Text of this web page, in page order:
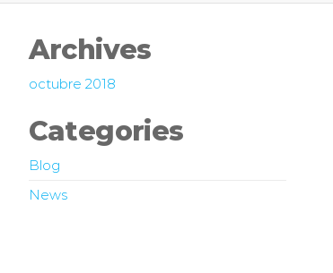
Archives
octubre 2018
Categories
Blog
News